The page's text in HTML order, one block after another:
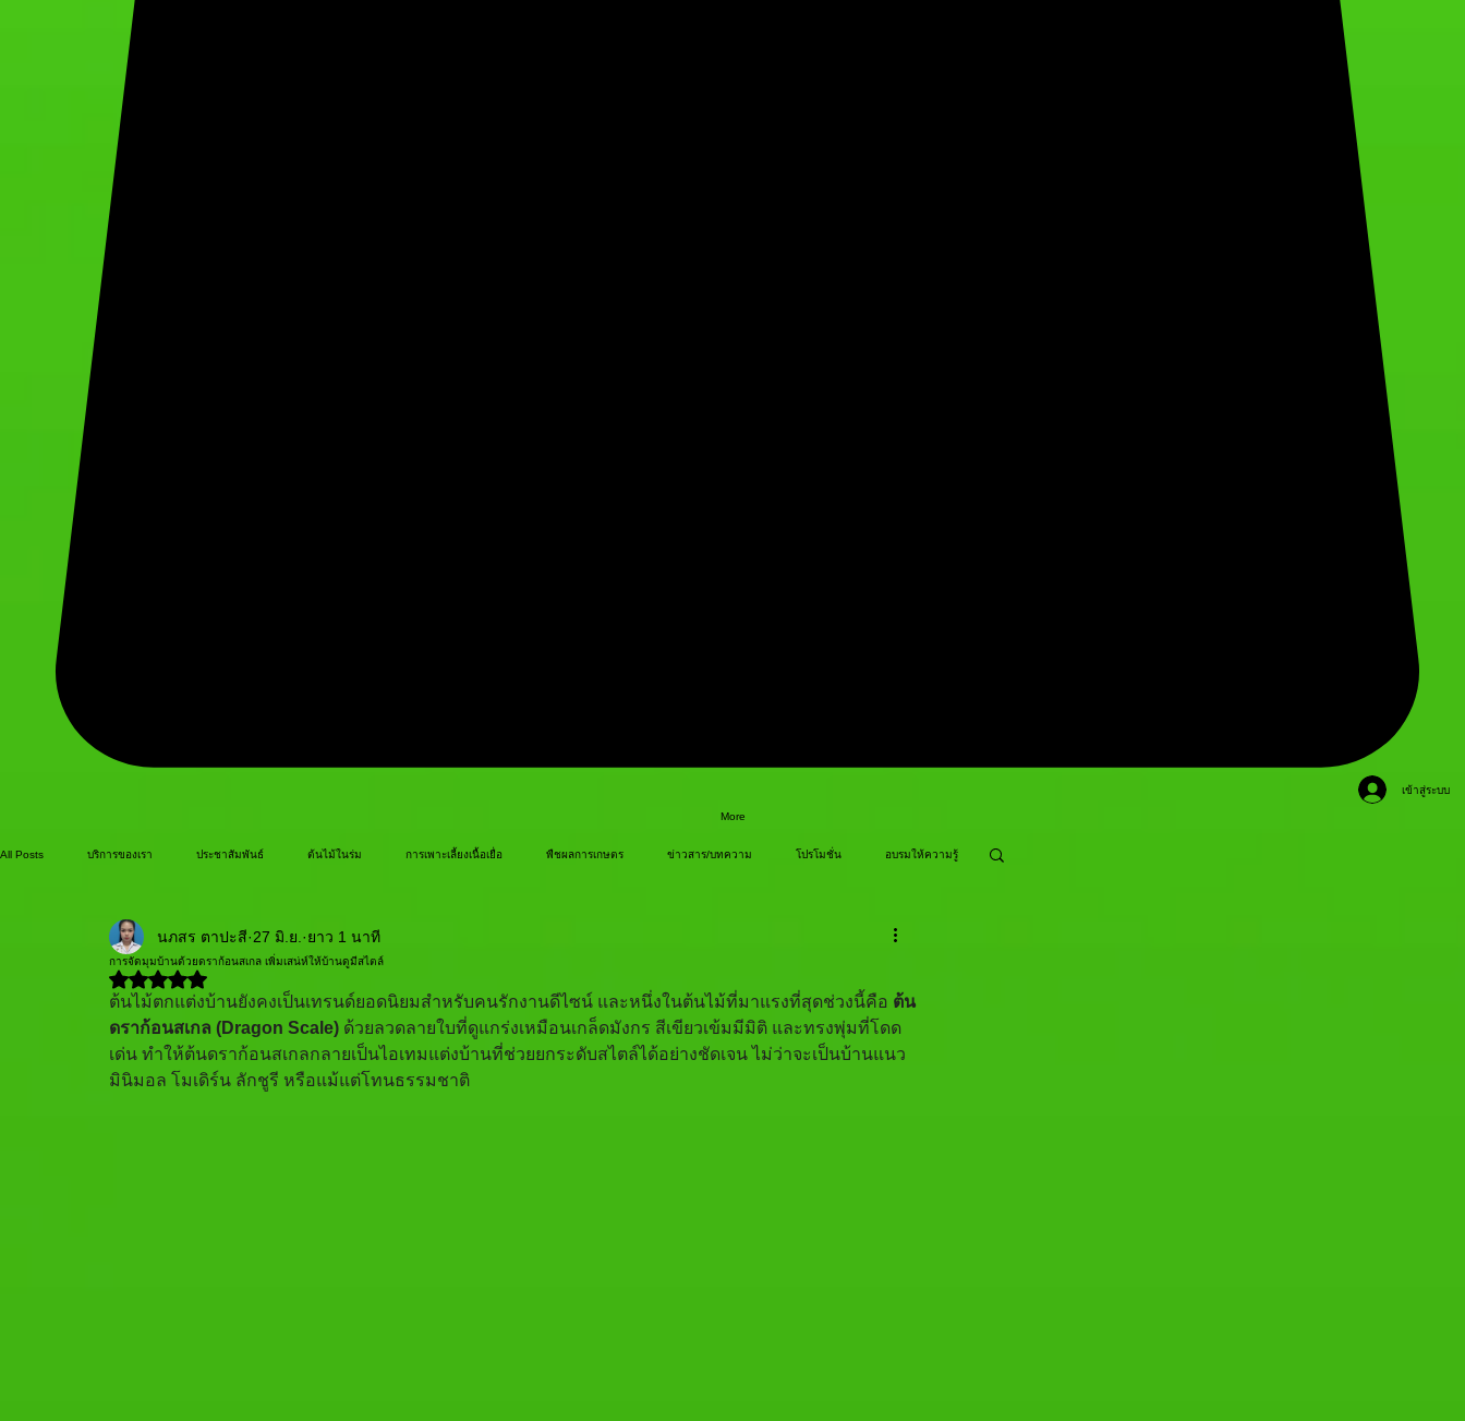
เข้าสู่ระบบ
More
All Posts บริการของเรา ประชาสัมพันธ์ ต้นไม้ในร่ม การเพาะเลี้ยงเนื้อเยื่อ พืชผลการเกษตร ข่าวสาร/บทความ โปรโมชั่น อบรมให้ความรู้
การจัดมุมบ้านด้วยดราก้อนสเกล เพิ่มเสน่ห์ให้บ้านดูมีสไตล์
นภสร ตาปะสี 27 มิ.ย. ยาว 1 นาที
ได้รับ NaN เต็ม 5 ดาว
ต้นไม้ตกแต่งบ้านยังคงเป็นเทรนด์ยอดนิยมสำหรับคนรักงานดีไซน์ และหนึ่งในต้นไม้ที่มาแรงที่สุดช่วงนี้คือ ต้น
ดราก้อนสเกล (Dragon Scale) ด้วยลวดลายใบที่ดูแกร่งเหมือนเกล็ดมังกร สีเขียวเข้มมีมิติ และทรงพุ่มที่โดด
เด่น ทำให้ต้นดราก้อนสเกลกลายเป็นไอเทมแต่งบ้านที่ช่วยยกระดับสไตล์ได้อย่างชัดเจน ไม่ว่าจะเป็นบ้านแนว
มินิมอล โมเดิร์น ลักชูรี หรือแม้แต่โทนธรรมชาติ